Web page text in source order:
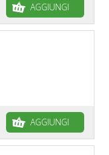
AGGIUNGI
AGGIUNGI